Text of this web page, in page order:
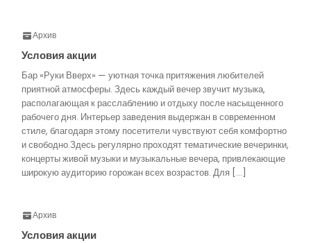
Архив
Условия акции
Бар «Руки Вверх» — уютная точка притяжения любителей
приятной атмосферы. Здесь каждый вечер звучит музыка,
располагающая к расслаблению и отдыху после насыщенного
рабочего дня. Интерьер заведения выдержан в современном
стиле, благодаря этому посетители чувствуют себя комфортно
и свободно.Здесь регулярно проходят тематические вечеринки,
концерты живой музыки и музыкальные вечера, привлекающие
широкую аудиторию горожан всех возрастов. Для […]
Архив
Условия акции